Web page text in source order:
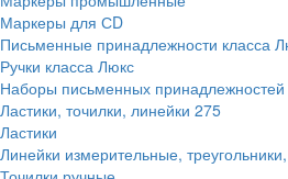
Маркеры для СD
Письменные принадлежности класса
Ручки класса Люкс
Наборы письменных принадлежностей
Ластики, точилки, линейки 275
Ластики
Линейки измерительные,